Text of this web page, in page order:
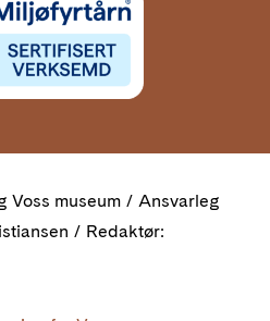
Voss museum / Ansvarleg
/ Redaktør: